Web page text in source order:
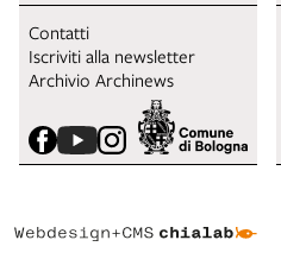
Contatti
Iscriviti alla newsletter
Archivio Archinews